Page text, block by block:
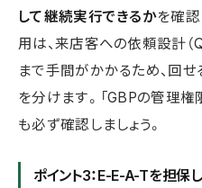
して継続実行できるかを確認
用は、来店客への依頼設計（
まで手間がかかるため、回
を分けます。「GBPの管理
も必ず確認しましょう。
ポイント3：E-E-A-Tを担保